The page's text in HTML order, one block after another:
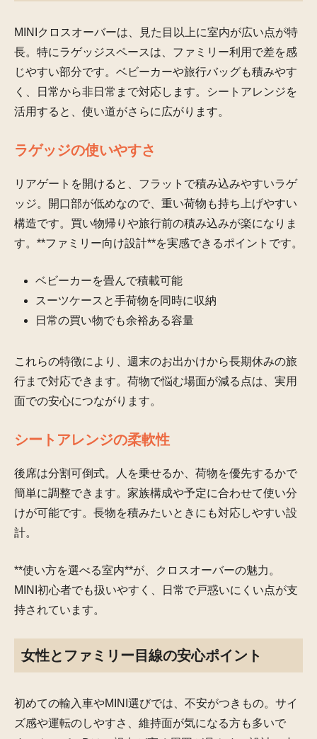
MINIクロスオーバーは、見た目以上に室内が広い点が特
長。特にラゲッジスペースは、ファミリー利用で差を感
じやすい部分です。ベビーカーや旅行バッグも積みやす
く、日常から非日常まで対応します。シートアレンジを
活用すると、使い道がさらに広がります。
ラゲッジの使いやすさ
リアゲートを開けると、フラットで積み込みやすいラゲ
ッジ。開口部が低めなので、重い荷物も持ち上げやすい
構造です。買い物帰りや旅行前の積み込みが楽になりま
す。**ファミリー向け設計**を実感できるポイントです。
ベビーカーを畳んで積載可能
スーツケースと手荷物を同時に収納
日常の買い物でも余裕ある容量
これらの特徴により、週末のお出かけから長期休みの旅
行まで対応できます。荷物で悩む場面が減る点は、実用
面での安心につながります。
シートアレンジの柔軟性
後席は分割可倒式。人を乗せるか、荷物を優先するかで
簡単に調整できます。家族構成や予定に合わせて使い分
けが可能です。長物を積みたいときにも対応しやすい設
計。
**使い方を選べる室内**が、クロスオーバーの魅力。
MINI初心者でも扱いやすく、日常で戸惑いにくい点が支
持されています。
女性とファミリー目線の安心ポイント
初めての輸入車やMINI選びでは、不安がつきもの。サイ
ズ感や運転のしやすさ、維持面が気になる方も多いで